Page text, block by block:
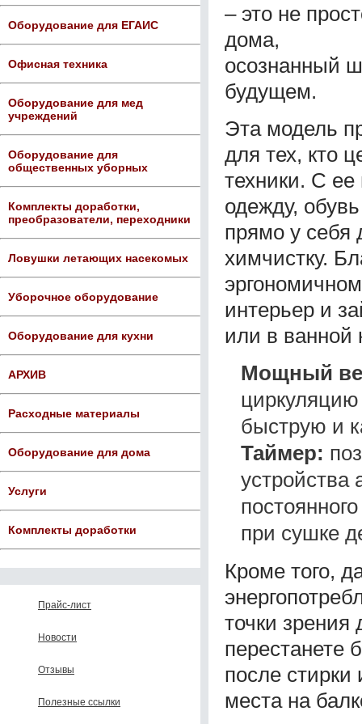
Оборудование для ЕГАИС
Офисная техника
Оборудование для мед
учреждений
Оборудование для
общественных уборных
Комплекты доработки,
преобразователи, переходники
Ловушки летающих насекомых
Уборочное оборудование
Оборудование для кухни
АРХИВ
Расходные материалы
Оборудование для дома
Услуги
Комплекты доработки
Прайс-лист
Новости
Отзывы
Полезные ссылки
– это не
дома,
осознанный
будущем.
Эта модель
для тех, кто
техники. С
одежду,
прямо у себя
химчистку.
интерьер и
или в ванной
Мощный
быструю и
Таймер:
устройства
при сушке
Кроме того,
точки зрения
перестанете
после
места на